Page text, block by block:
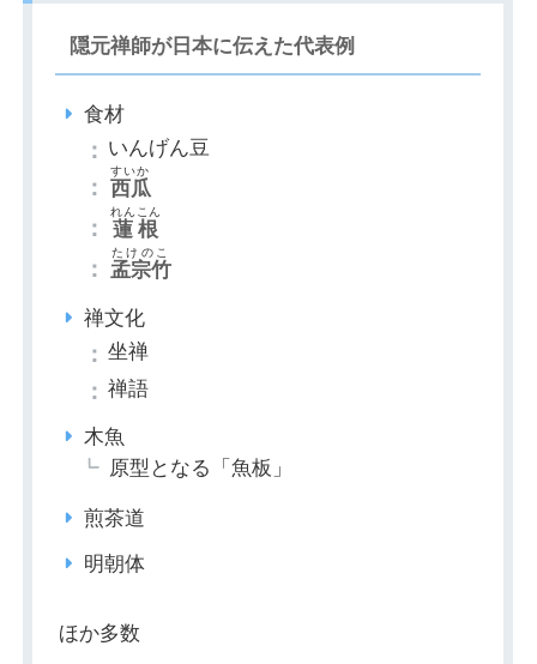
隠元禅師が日本に伝えた代表例
食材
いんげん豆
西瓜
すいか
蓮根
れんこん
孟宗竹
たけのこ
禅文化
坐禅
禅語
木魚
原型となる「魚板」
煎茶道
明朝体
ほか多数